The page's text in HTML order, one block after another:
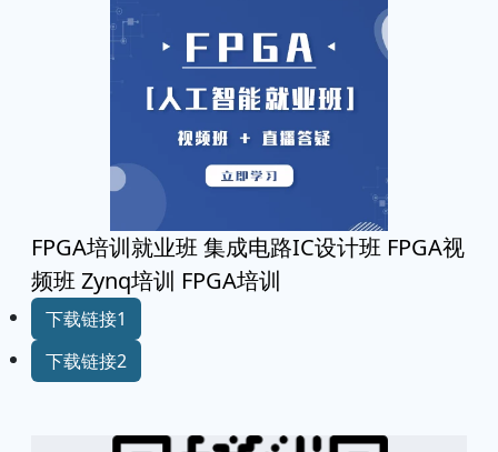
FPGA培训就业班 集成电路IC设计班 FPGA视
频班 Zynq培训 FPGA培训
下载链接1
下载链接2